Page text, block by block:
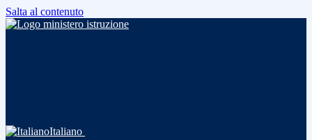
Salta al contenuto
Italiano